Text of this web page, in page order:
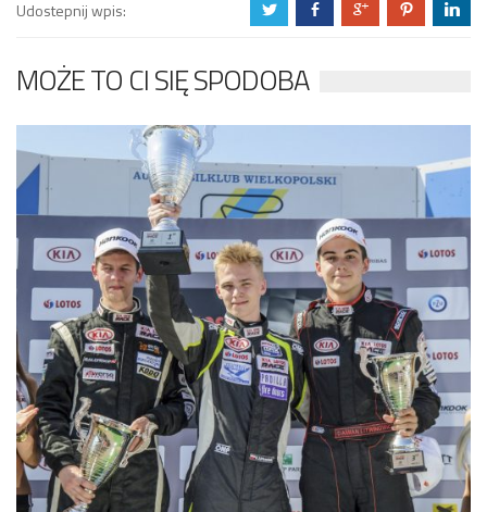
Udostepnij wpis: a b c d j
MOŻE TO CI SIĘ SPODOBA